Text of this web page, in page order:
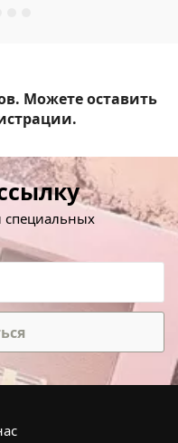
Можете оставить
специальных